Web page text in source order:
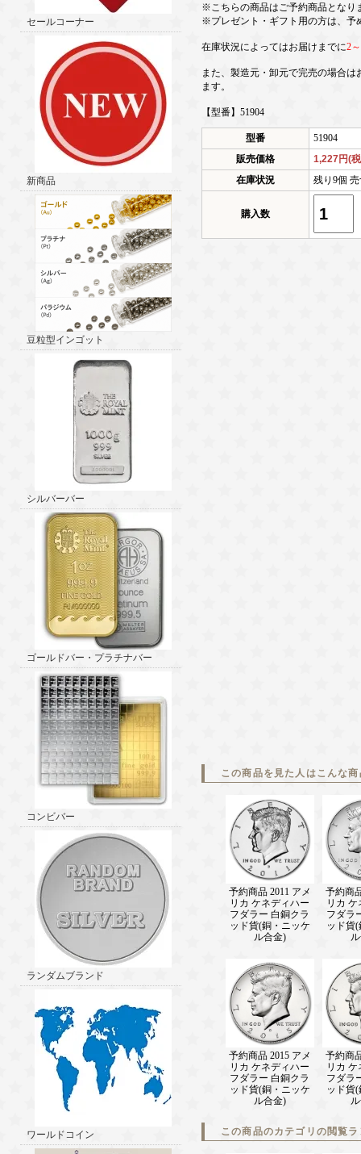
セールコーナー
新商品
豆粒型インゴット
シルバーバー
ゴールドバー・プラチナバー
コンビバー
ランダムブランド
ワールドコイン
※こちらの商品はご予約商品となり
※プレゼント・ギフト用の方は、予
在庫状況によってはお届けまでに2
また、製造元・卸元で完売の場合
ます。
【型番】51904
型番
51904
販売価格
1,227円(
在庫状況
残り9個
購入数
この商品を見た人はこんな
予約商品 2011 アメ
リカ ケネディハー
フダラー 白銅クラ
ッド貨(銅・ニッケ
ル合金)
予約商
リカ
フダラ
ッド貨
予約商品 2015 アメ
リカ ケネディハー
フダラー 白銅クラ
ッド貨(銅・ニッケ
ル合金)
予約商
リカ
フダラ
ッド貨
この商品のカテゴリの閲覧